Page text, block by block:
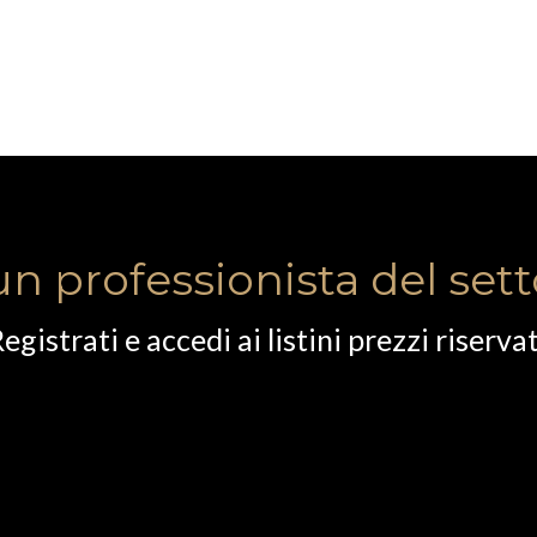
professionista del
e accedi ai listini prezzi